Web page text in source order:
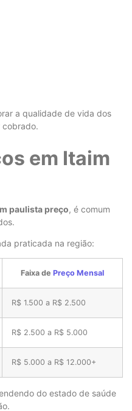
a qualidade de vida dos
cobrado.
em Itaim
paulista preço, é comum
praticada na região:
Faixa de Preço Mensal
R$ 1.500 a R$ 2.500
R$ 2.500 a R$ 5.000
R$ 5.000 a R$ 12.000+
do estado de saúde